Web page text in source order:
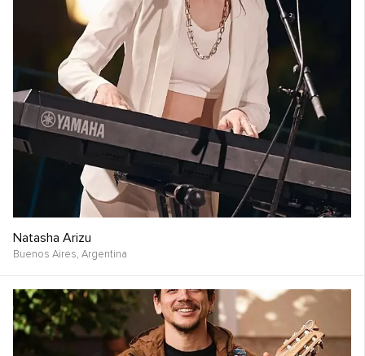
Natasha Arizu
Buenos Aires, Argentina